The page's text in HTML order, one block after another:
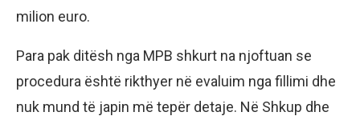
milion euro.
Para pak ditësh nga MPB shkurt na njoftuan se
procedura është rikthyer në evaluim nga fillimi dhe
nuk mund të japin më tepër detaje. Në Shkup dhe